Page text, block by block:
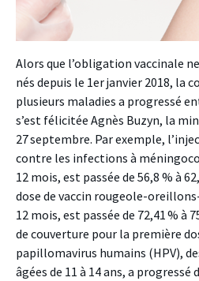
Alors que l’obligation vaccinale
nés depuis le 1er janvier 2018, la
plusieurs maladies a progressé
s’est félicitée Agnès Buzyn, la
27 septembre. Par exemple,
contre les infections à
12 mois, est passée de 56,8 % à
dose de vaccin rougeole-
12 mois, est passée de 72,41 % à
de couverture pour la première
papillomavirus humains (HPV),
âgées de 11 à 14 ans, a progressé